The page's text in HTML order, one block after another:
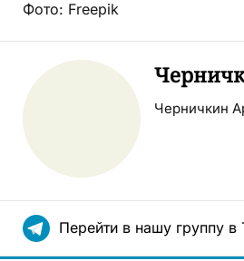
Фото: Freepik
Черничкин
Перейти в нашу группу в